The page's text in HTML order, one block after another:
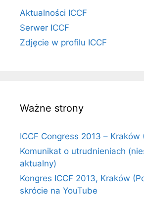
Aktualności ICCF
Serwer ICCF
Zdjęcie w profilu ICCF
Ważne strony
ICCF Congress 2013 – Kraków
Komunikat o utrudnieniach
aktualny)
Kongres ICCF 2013, Kraków
skrócie na YouTube